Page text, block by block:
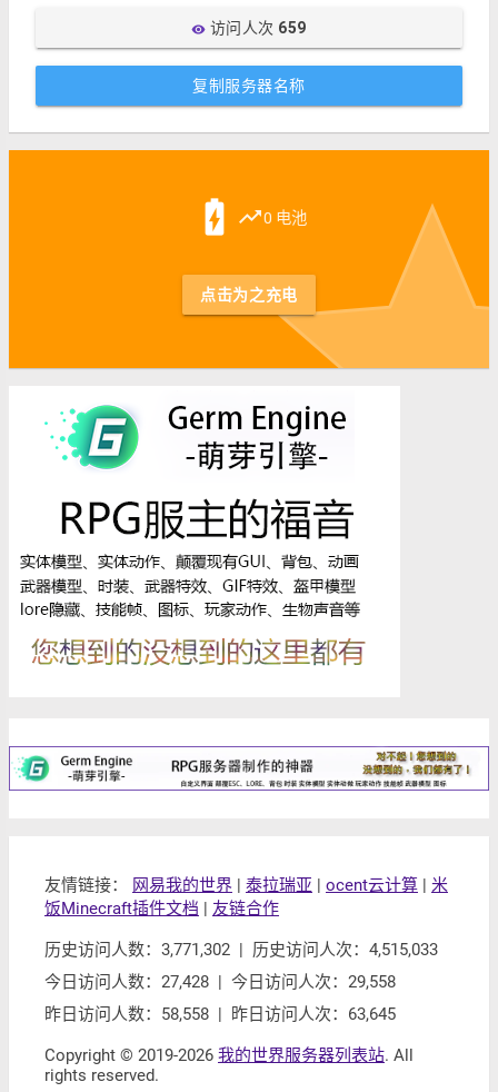
visibility访问人次 659
复制服务器名称
battery_charging_full trending_up0 电池
点击为之充电
友情链接： 网易我的世界 | 泰拉瑞亚 | ocent云计算 | 米
饭Minecraft插件文档 | 友链合作
历史访问人数：3,771,302 | 历史访问人次：4,515,033
今日访问人数：27,428 | 今日访问人次：29,558
昨日访问人数：58,558 | 昨日访问人次：63,645
Copyright © 2019-2026 我的世界服务器列表站. All
rights reserved.